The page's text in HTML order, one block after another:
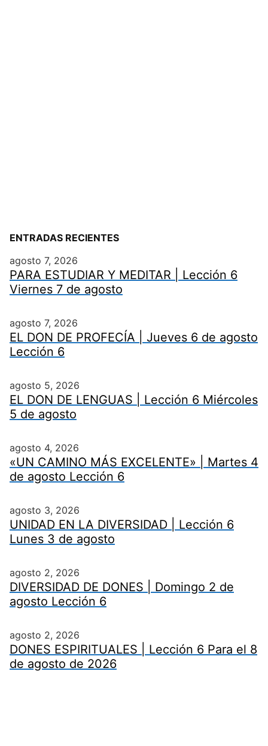
ENTRADAS RECIENTES
agosto 7, 2026
PARA ESTUDIAR Y MEDITAR | Lección 6
Viernes 7 de agosto
agosto 7, 2026
EL DON DE PROFECÍA | Jueves 6 de agosto
Lección 6
agosto 5, 2026
EL DON DE LENGUAS | Lección 6 Miércoles
5 de agosto
agosto 4, 2026
«UN CAMINO MÁS EXCELENTE» | Martes 4
de agosto Lección 6
agosto 3, 2026
UNIDAD EN LA DIVERSIDAD | Lección 6
Lunes 3 de agosto
agosto 2, 2026
DIVERSIDAD DE DONES | Domingo 2 de
agosto Lección 6
agosto 2, 2026
DONES ESPIRITUALES | Lección 6 Para el 8
de agosto de 2026